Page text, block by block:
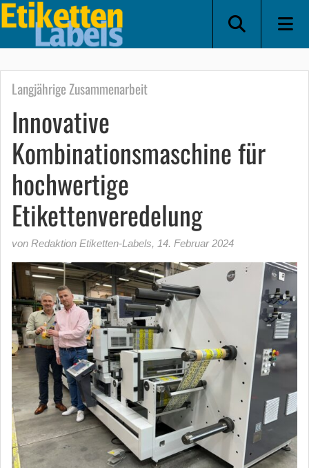
Langjährige Zusammenarbeit
Innovative
Kombinationsmaschine für
hochwertige
Etikettenveredelung
von Redaktion Etiketten-Labels, 14. Februar 2024